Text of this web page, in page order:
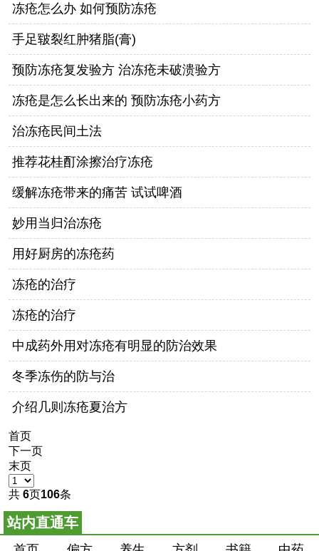
冻疮怎么办 如何预防冻疮
手足皲裂红肿猪脂(膏)
预防冻疮复发验方 治冻疮未破溃验方
冻疮是怎么长出来的 预防冻疮小药方
治冻疮民间土法
推荐花桂酊涂擦治疗冻疮
缓解冻疮带来的痛苦 试试啤酒
妙用当归治冻疮
用好厨房的冻疮药
冻疮的治疗
冻疮的治疗
中成药外用对冻疮有明显的防治效果
冬季冻伤的防与治
介绍几则冻疮夏治方
首页
下一页
末页
共 6页106条
站内直通车